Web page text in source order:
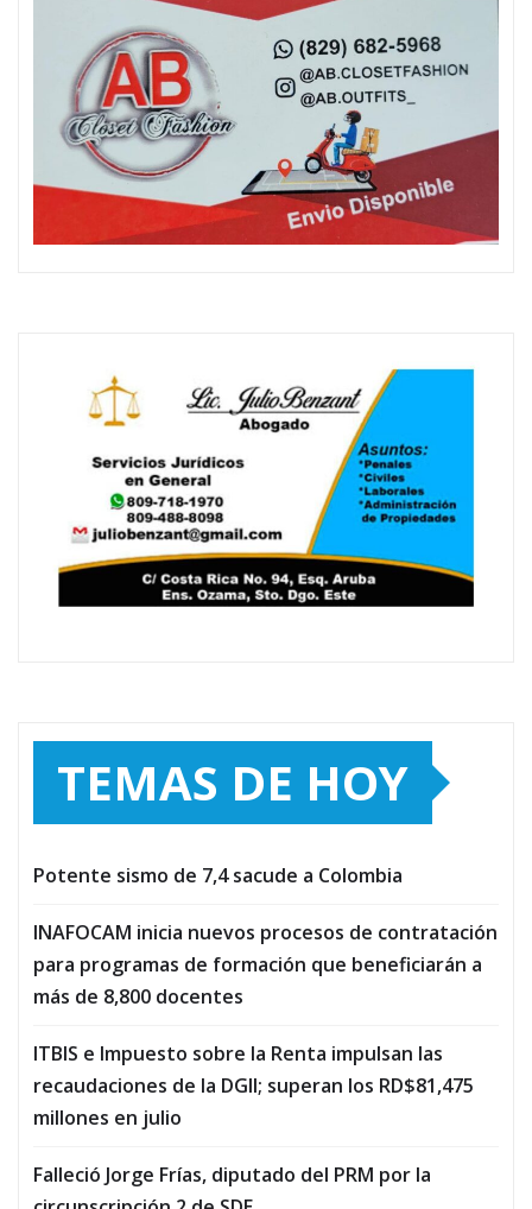
TEMAS DE HOY
Potente sismo de 7,4 sacude a Colombia
INAFOCAM inicia nuevos procesos de contratación
para programas de formación que beneficiarán a
más de 8,800 docentes
ITBIS e Impuesto sobre la Renta impulsan las
recaudaciones de la DGII; superan los RD$81,475
millones en julio
Falleció Jorge Frías, diputado del PRM por la